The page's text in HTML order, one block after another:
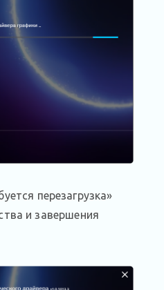
перезагрузка»
и завершения